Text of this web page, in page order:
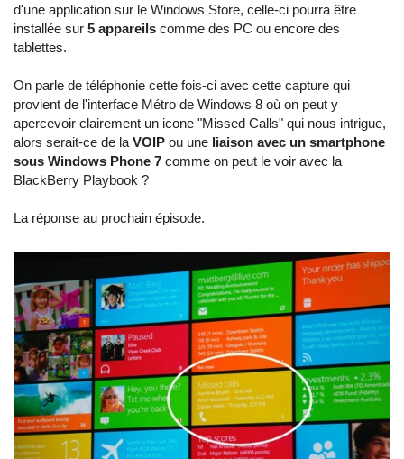
d'une application sur le Windows Store, celle-ci pourra être
installée sur 5 appareils comme des PC ou encore des
tablettes.
On parle de téléphonie cette fois-ci avec cette capture qui
provient de l'interface Métro de Windows 8 où on peut y
apercevoir clairement un icone "Missed Calls" qui nous intrigue,
alors serait-ce de laVOIP ou une liaison avec un smartphone
sous Windows Phone 7 comme on peut le voir avec la
BlackBerry Playbook ?
La réponse au prochain épisode.